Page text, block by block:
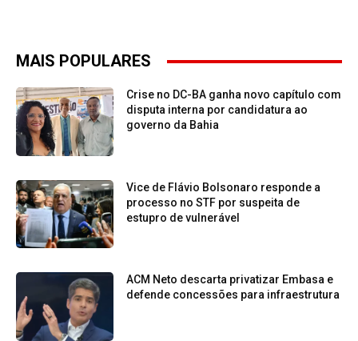
MAIS POPULARES
Crise no DC-BA ganha novo capítulo com
disputa interna por candidatura ao
governo da Bahia
Vice de Flávio Bolsonaro responde a
processo no STF por suspeita de
estupro de vulnerável
ACM Neto descarta privatizar Embasa e
defende concessões para infraestrutura